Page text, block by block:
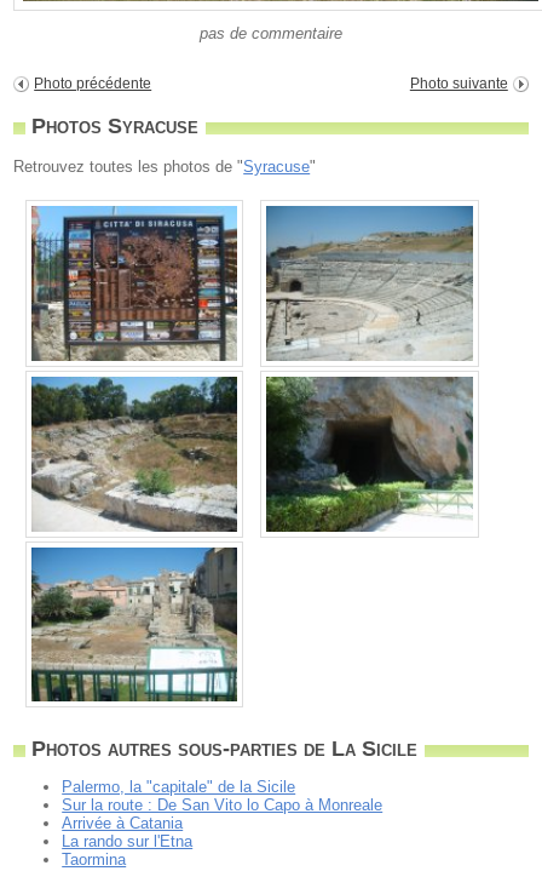
pas de commentaire
Photo précédente Photo suivante
Photos Syracuse
Retrouvez toutes les photos de "Syracuse"
Photos autres sous-parties de La Sicile
Palermo, la "capitale" de la Sicile
Sur la route : De San Vito lo Capo à Monreale
Arrivée à Catania
La rando sur l'Etna
Taormina